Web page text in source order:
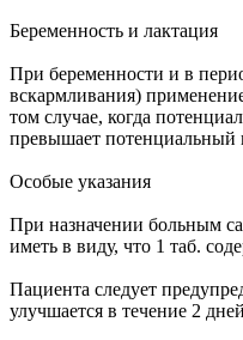
Беременность и лактация
При беременности и в
вскармливания)
том случае, когда
превышает потенциальный
Особые указания
При назначении больным
иметь в виду, что 1 таб.
Пациента следует
улучшается в течение 2